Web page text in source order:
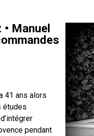
Manuel
41 ans alors
études
pendant